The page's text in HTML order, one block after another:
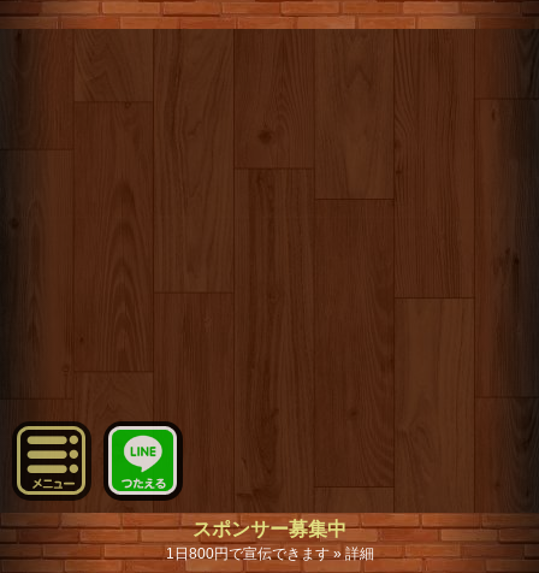
スポンサー募集中
1日800円で宣伝できます » 詳細